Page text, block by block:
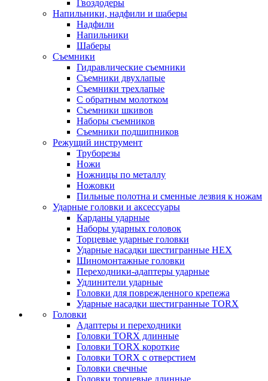
Гвоздодеры
Напильники, надфили и шаберы
Надфили
Напильники
Шаберы
Съемники
Гидравлические съемники
Съемники двухлапые
Съемники трехлапые
С обратным молотком
Съемники шкивов
Наборы съемников
Съемники подшипников
Режущий инструмент
Труборезы
Ножи
Ножницы по металлу
Ножовки
Пильные полотна и сменные лезвия к ножам
Ударные головки и аксессуары
Карданы ударные
Наборы ударных головок
Торцевые ударные головки
Ударные насадки шестигранные HEX
Шиномонтажные головки
Переходники-адаптеры ударные
Удлинители ударные
Головки для поврежденного крепежа
Ударные насадки шестигранные TORX
Головки
Адаптеры и переходники
Головки TORX длинные
Головки TORX короткие
Головки TORX с отверстием
Головки свечные
Головки торцевые длинные